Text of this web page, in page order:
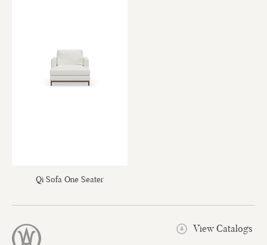
Qi Sofa One Seater
View Catalogs